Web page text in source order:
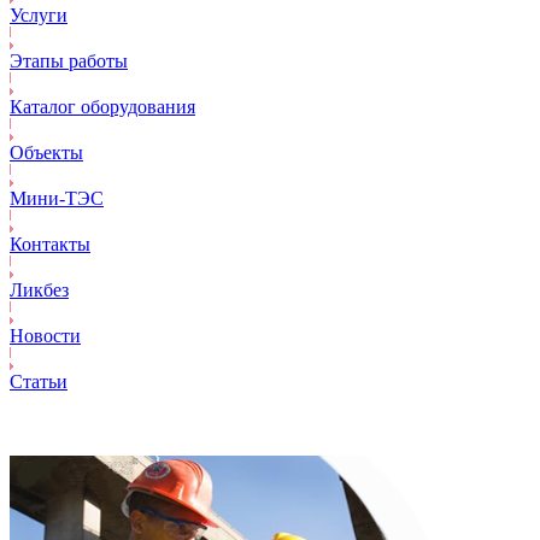
Услуги
Этапы работы
Каталог оборудования
Объекты
Mини-ТЭС
Контакты
Ликбез
Новости
Статьи